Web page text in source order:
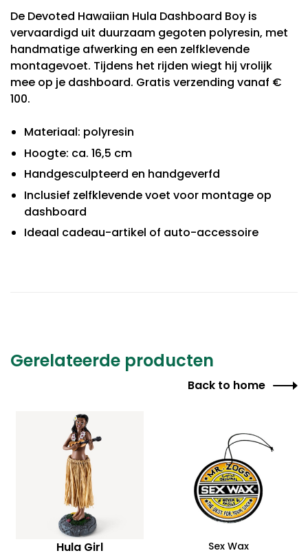
De Devoted Hawaiian Hula Dashboard Boy is
vervaardigd uit duurzaam gegoten polyresin, met
handmatige afwerking en een zelfklevende
montagevoet. Tijdens het rijden wiegt hij vrolijk
mee op je dashboard. Gratis verzending vanaf €
100.
Materiaal: polyresin
Hoogte: ca. 16,5 cm
Handgesculpteerd en handgeverfd
Inclusief zelfklevende voet voor montage op
dashboard
Ideaal cadeau-artikel of auto-accessoire
Gerelateerde producten
Back to home
Hula Girl Sex Wax